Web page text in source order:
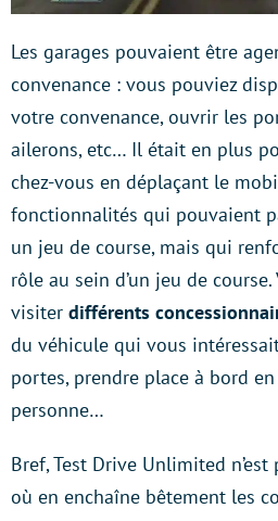
Les garages pouvaient être
convenance : vous pouviez
votre convenance, ouvrir les
ailerons, etc… Il était en plus
chez-vous en déplaçant le
fonctionnalités qui pouvaient
un jeu de course, mais qui
rôle au sein d’un jeu de
visiter différents
du véhicule qui vous
portes, prendre place à bord
personne…
Bref, Test Drive Unlimited
où en enchaîne bêtement les